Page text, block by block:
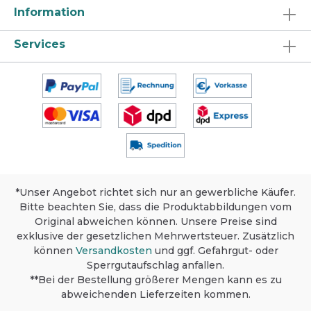
Oberflächen im gesamten Bad- und
Sanitärbereich wie Fliesen, verchromte
Armaturen, Porzellan, Edelstahl, Steinzeug,
Gummiplatten etc. Nicht anwenden auf
säureempfindlichen Emaille. Anwendung und
Dosierung Dosierung gemäß Art der
Anwendung und Grad der Verschmutzung.
Bitte Hinweise beachten.
Unterhaltsreinigung: Fugen vorwässern.
Flächen mit nassem Tuch abwischen.
sauberem Wischbezug nass wischen.
Entkalkung, hartnäckiger Schmutz,
Verkrustungen, Toiletten: Unverdünnt
einsetzen. Einwirken lassen. Nachspülen.
Fugen immer gut vorwässern.
Produktsicherheit, Lagerung und
Umweltschutz Sicherheit: Dieses Produkt ist
nur für den gewerblichen Gebrauch
bestimmt. Materialverträglichkeit vor
Anwendung an unauffälliger Stelle testen.
Information
Services
*Unser Angebot richtet sich nur an gewerbliche Käufer.
Bitte beachten Sie, dass die Produktabbildungen vom
Original abweichen können. Unsere Preise sind
exklusive der gesetzlichen Mehrwertsteuer. Zusätzlich
können Versandkosten und ggf. Gefahrgut- oder
Sperrgutaufschlag anfallen.
**Bei der Bestellung größerer Mengen kann es zu
abweichenden Lieferzeiten kommen.